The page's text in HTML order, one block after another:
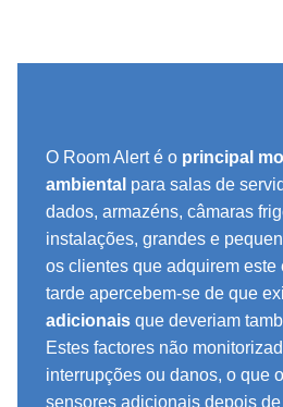
O Room Alert é o principal
ambiental para salas de
dados, armazéns, câmaras
instalações, grandes e
os clientes que adquirem este
tarde apercebem-se de que
adicionais que deveriam
Estes factores não
interrupções ou danos, o que
sensores adicionais depois